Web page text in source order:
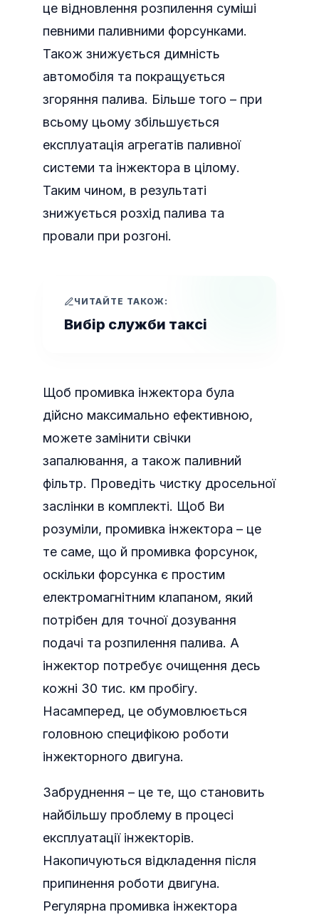
це відновлення розпилення суміші
певними паливними форсунками.
Також знижується димність
автомобіля та покращується
згоряння палива. Більше того – при
всьому цьому збільшується
експлуатація агрегатів паливної
системи та інжектора в цілому.
Таким чином, в результаті
знижується розхід палива та
провали при розгоні.
ЧИТАЙТЕ ТАКОЖ:
Вибір служби таксі
Щоб промивка інжектора була
дійсно максимально ефективною,
можете замінити свічки
запалювання, а також паливний
фільтр. Проведіть чистку дросельної
заслінки в комплекті. Щоб Ви
розуміли, промивка інжектора – це
те саме, що й промивка форсунок,
оскільки форсунка є простим
електромагнітним клапаном, який
потрібен для точної дозування
подачі та розпилення палива. А
інжектор потребує очищення десь
кожні 30 тис. км пробігу.
Насамперед, це обумовлюється
головною специфікою роботи
інжекторного двигуна.
Забруднення – це те, що становить
найбільшу проблему в процесі
експлуатації інжекторів.
Накопичуються відкладення після
припинення роботи двигуна.
Регулярна промивка інжектора